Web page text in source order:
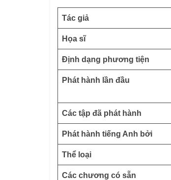
Tác giả
Họa sĩ
Định dạng phương tiện
Phát hành lần đầu
Các tập đã phát hành
Phát hành tiếng Anh bởi
Thể loại
Các chương có sẵn